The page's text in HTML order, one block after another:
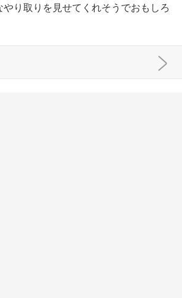
り取りを見せてくれそうでおもしろ